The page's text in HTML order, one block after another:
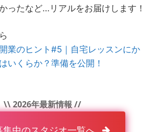
ったなど…リアルをお届けします！
業のヒント#5｜自宅レッスンにか
いくらか？準備を公開！
\\ 2026年最新情報 //